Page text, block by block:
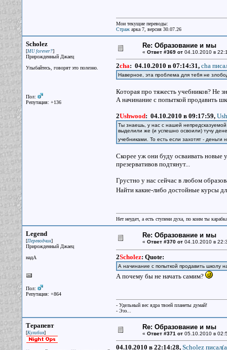
Мои текущие переводы:
Стражарка 7, версия 30.07.26
Scholez
[MU forever?]
Прирожденный Джаец
Улыбайтесь, говорят это полезно.
Пол:
Репутация: +136
Re: Образование и мы
« Ответ #369 от04.10.2010 в
2cha: 04.10.2010 в 07:14:31, cha
Наверное, эта проблема для тебя не
Которая про тяжесть учебников? Не
А начинание с попыткой продавить
2Ushwood: 04.10.2010 в 09:17:59,
Ты знаешь, у нас с нашей
выделили же (и успешно освоили) тучу
учебниками. То есть если захотят - деньги
Скорее уж они буду осваивать новые
презервативов подтянут...
Грустно у нас сейчас в любом
Найти какие-либо достойные курсы
Нет неудач, а есть ступени духа, по коим ты
Legend
[Переводчик]
Прирожденный Джаец
надА
Пол:
Репутация: +864
Re: Образование и мы
« Ответ #370 от04.10.2010 в
2Scholez: Quote:
А начинание с попыткой продавить школу
А почему бы не начать самим?
- Удельный вес ядра твоей планеты думай!
- Эээ...
Терапевт
[Кулибин]
Re: Образование и мы
« Ответ #371 от05.10.2010 в
04.10.2010 в 22:14:28, Scholez